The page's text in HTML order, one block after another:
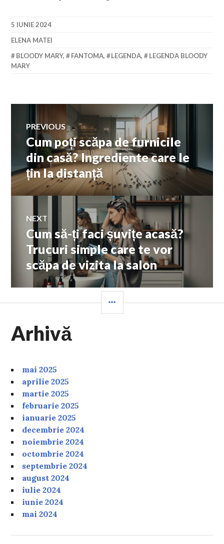
5 IUNIE 2024
ELENA MATEI
BLOODY MARY, FANTOMA, LEGENDA,
LEGENDA BLOODY
MARY
Navigare
în
articole
PREVIOUS
Previous
post:
Cum poți scăpa de furnicile
din casă? Ingrediente care le
țin la distanță
NEXT
Next
post:
Cum să-ți faci șuvițe acasă?
Trucuri simple care te vor
scăpa de vizita la salon
Arhivă
mai 2025
aprilie 2025
martie 2025
februarie 2025
ianuarie 2025
decembrie 2024
noiembrie 2024
octombrie 2024
septembrie 2024
august 2024
iulie 2024
iunie 2024
mai 2024